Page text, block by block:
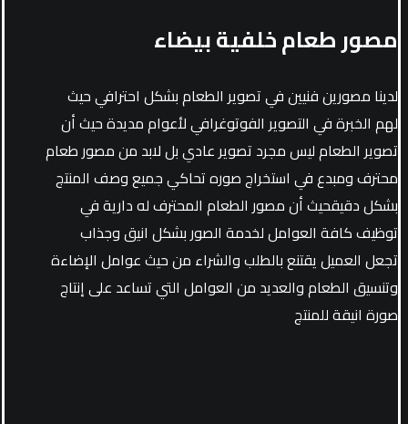
مصور طعام خلفية بيضاء
لدينا مصورين فنيين في تصوير الطعام بشكل احترافي حيث
لهم الخبرة في التصوير الفوتوغرافي لأعوام مديدة حيث أن
تصوير الطعام ليس مجرد تصوير عادي بل لابد من مصور طعام
محترف ومبدع في استخراج صوره تحاكي جميع وصف المنتج
بشكل دقيقحيث أن مصور الطعام المحترف له دارية في
توظيف كافة العوامل لخدمة الصور بشكل انيق وجذاب
تجعل العميل يقتنع بالطلب والشراء من حيث عوامل الإضاءة
وتنسيق الطعام والعديد من العوامل التي تساعد على إنتاج
صورة انيقة للمنتج